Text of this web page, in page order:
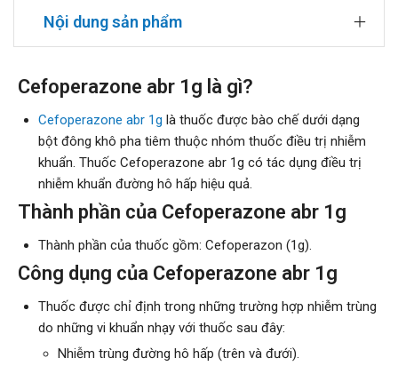
Nội dung sản phẩm
Cefoperazone abr 1g là gì?
Cefoperazone abr 1g là thuốc được bào chế dưới dạng
bột đông khô pha tiêm thuộc nhóm thuốc điều trị nhiễm
khuẩn. Thuốc Cefoperazone abr 1g có tác dụng điều trị
nhiễm khuẩn đường hô hấp hiệu quả.
Thành phần của Cefoperazone abr 1g
Thành phần của thuốc gồm: Cefoperazon (1g).
Công dụng của Cefoperazone abr 1g
Thuốc được chỉ định trong những trường hợp nhiễm trùng
do những vi khuẩn nhạy với thuốc sau đây:
Nhiễm trùng đường hô hấp (trên và đưới).